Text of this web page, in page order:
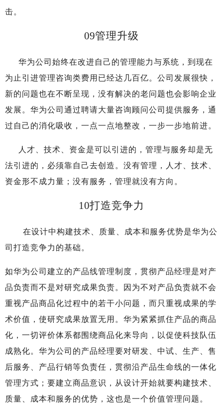
击。
09管理升级
华为公司始终在改进自己的管理能力与系统，到现在
为止引进管理咨询类费用已经达几百亿。公司发展很快，
新的问题也在不断呈现，没有解决的老问题也会影响企业
发展。华为公司通过聘请大量咨询顾问公司提供服务，通
过自己的消化吸收，一点一点地整改，一步一步地前进。
人才、技术、资金是可以引进的，管理与服务却是无
法引进的，必须靠自己去创造。没有管理，人才、技术、
资金形不成力量；没有服务，管理就没有方向。
10打造竞争力
在设计中构建技术、质量、成本和服务优势是华为公
司打造竞争力的基础。
如华为公司建立的产品线管理制度，贯彻产品经理是对产
品负责而不是对研究成果负责。因为不对产品负责就不会
重视产品商品化过程中的若干小问题，而只重视成果的学
术价值，使研究成果放置无用。华为紧紧抓住产品的商品
化，一切评价体系都围绕商品化来导向，以促使科技队伍
成熟化。华为公司的产品经理要对研发、中试、生产、售
后服务、产品行销等负责任，贯彻沿产品生命线的一体化
管理方式；要建立商品意识，从设计开始就要构建技术、
质量、成本和服务的优势，这也是一个价值管理问题。